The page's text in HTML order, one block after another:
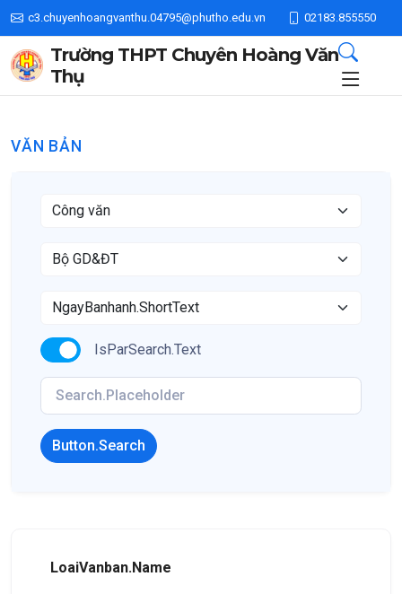
c3.chuyenhoangvanthu.04795@phutho.edu.vn 02183.855550
Trường THPT Chuyên Hoàng Văn
Thụ
VĂN BẢN
IsParSearch.Text
Button.Search
LoaiVanban.Name